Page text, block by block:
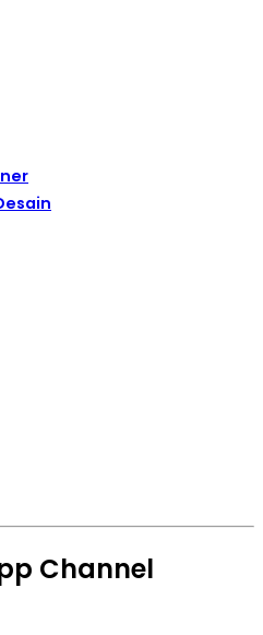
Channel